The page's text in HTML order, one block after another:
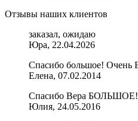
Отзывы наших клиентов
заказал, ожидаю
Юра, 22.04.2026
Спасибо большое! Очень
Елена, 07.02.2014
Спасибо Вера
Юлия, 24.05.2016